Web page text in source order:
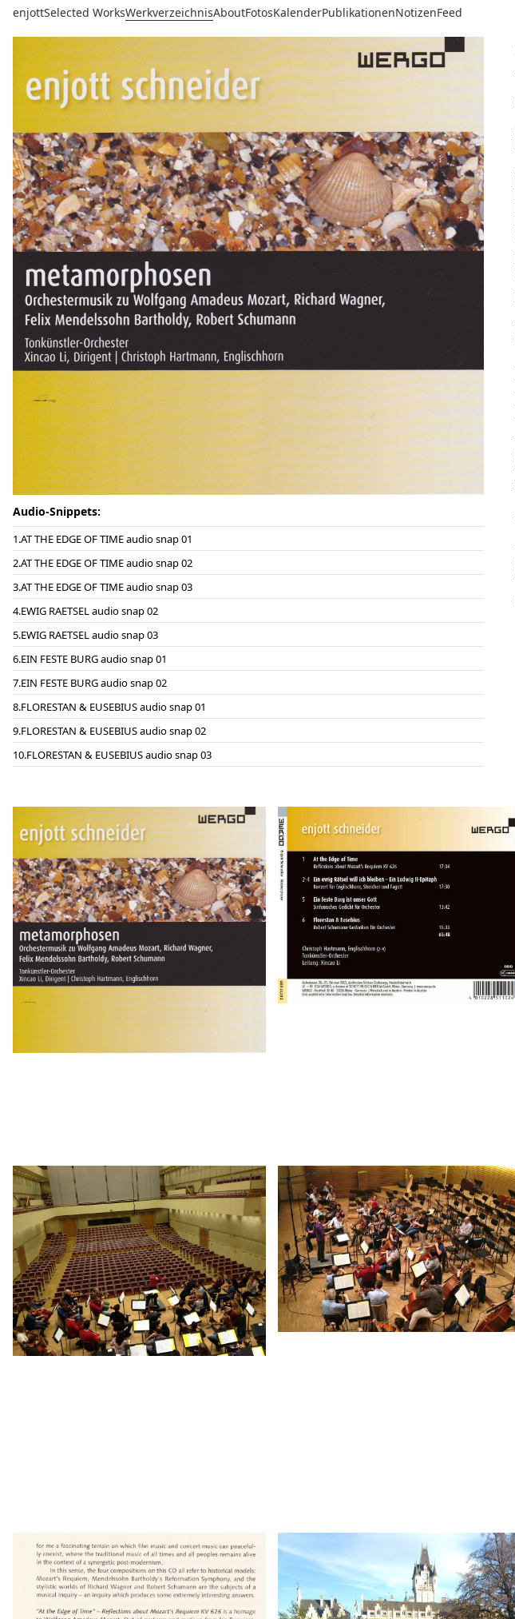
enjottSelected WorksWerkverzeichnisAboutFotosKalenderPublikationenNotizenFeed
Audio-Snippets:
AT THE EDGE OF TIME audio snap 01
AT THE EDGE OF TIME audio snap 02
AT THE EDGE OF TIME audio snap 03
EWIG RAETSEL audio snap 02
EWIG RAETSEL audio snap 03
EIN FESTE BURG audio snap 01
EIN FESTE BURG audio snap 02
FLORESTAN & EUSEBIUS audio snap 01
FLORESTAN & EUSEBIUS audio snap 02
FLORESTAN & EUSEBIUS audio snap 03